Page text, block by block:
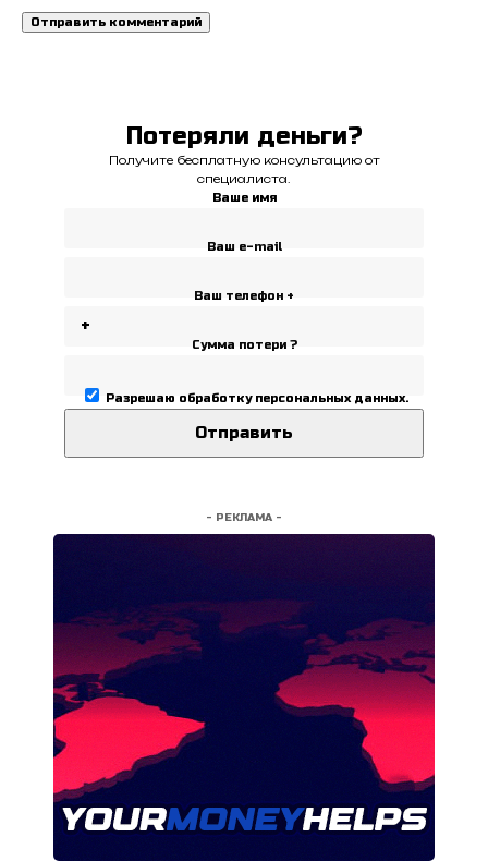
Потеряли деньги?
Получите бесплатную консультацию от
специалиста.
Ваше имя
Ваш e-mail
Ваш телефон +
Сумма потери ?
Разрешаю обработку персональных данных.
- РЕКЛАМА -